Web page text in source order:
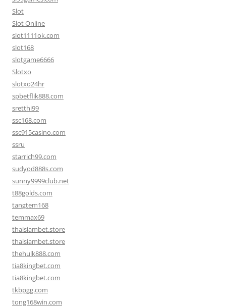
Slot
Slot Online
slot1111ok.com
slot168
slotgame6666
Slotxo
slotxo24hr
spbetflik888.com
sretthi99
ssc168.com
ssc915casino.com
ssru
starrich99.com
sudyod888s.com
sunny9999club.net
t88golds.com
tangtem168
temmax69
thaisiambet.store
thaisiambet.store
thehulk888.com
tia8kingbet.com
tia8kingbet.com
tkbpgg.com
tong168win.com